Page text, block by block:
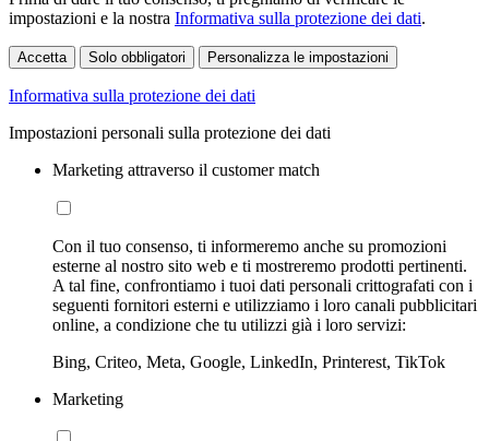
impostazioni e la nostra Informativa sulla protezione dei dati.
Accetta Solo obbligatori Personalizza le impostazioni
Informativa sulla protezione dei dati
Impostazioni personali sulla protezione dei dati
Marketing attraverso il customer match
Con il tuo consenso, ti informeremo anche su promozioni
esterne al nostro sito web e ti mostreremo prodotti pertinenti.
A tal fine, confrontiamo i tuoi dati personali crittografati con i
seguenti fornitori esterni e utilizziamo i loro canali pubblicitari
online, a condizione che tu utilizzi già i loro servizi:
Bing, Criteo, Meta, Google, LinkedIn, Printerest, TikTok
Marketing